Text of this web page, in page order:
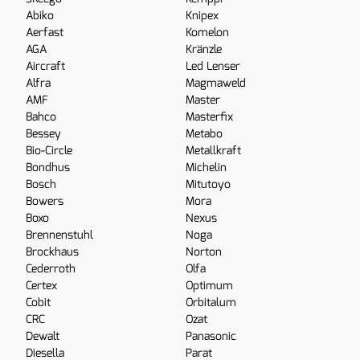
Abiko
Aerfast
AGA
Aircraft
Alfra
AMF
Bahco
Bessey
Bio-Circle
Bondhus
Bosch
Bowers
Boxo
Brennenstuhl
Brockhaus
Cederroth
Certex
Cobit
CRC
Dewalt
Diesella
Knipex
Komelon
Kränzle
Led Lenser
Magmaweld
Master
Masterfix
Metabo
Metallkraft
Michelin
Mitutoyo
Mora
Nexus
Noga
Norton
Olfa
Optimum
Orbitalum
Ozat
Panasonic
Parat